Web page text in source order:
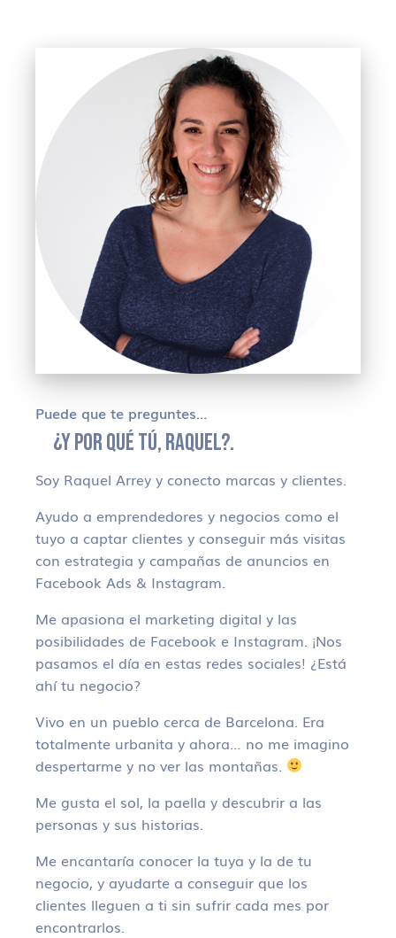
Puede que te preguntes…
¿Y POR QUÉ TÚ, RAQUEL?.
Soy Raquel Arrey y conecto marcas y clientes.
Ayudo a emprendedores y negocios como el
tuyo a captar clientes y conseguir más visitas
con estrategia y campañas de anuncios en
Facebook Ads & Instagram.
Me apasiona el marketing digital y las
posibilidades de Facebook e Instagram. ¡Nos
pasamos el día en estas redes sociales! ¿Está
ahí tu negocio?
Vivo en un pueblo cerca de Barcelona. Era
totalmente urbanita y ahora… no me imagino
despertarme y no ver las montañas.
Me gusta el sol, la paella y descubrir a las
personas y sus historias.
Me encantaría conocer la tuya y la de tu
negocio, y ayudarte a conseguir que los
clientes lleguen a ti sin sufrir cada mes por
encontrarlos.